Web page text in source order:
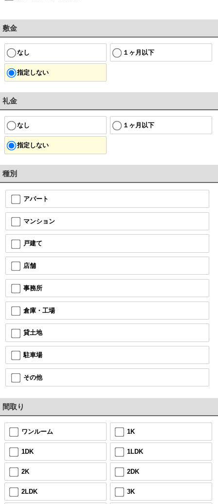
敷金
なし １ヶ月以下
指定しない
礼金
なし １ヶ月以下
指定しない
種別
アパート
マンション
戸建て
店舗
事務所
倉庫・工場
貸土地
駐車場
その他
間取り
ワンルーム 1K
1DK 1LDK
2K 2DK
2LDK 3K